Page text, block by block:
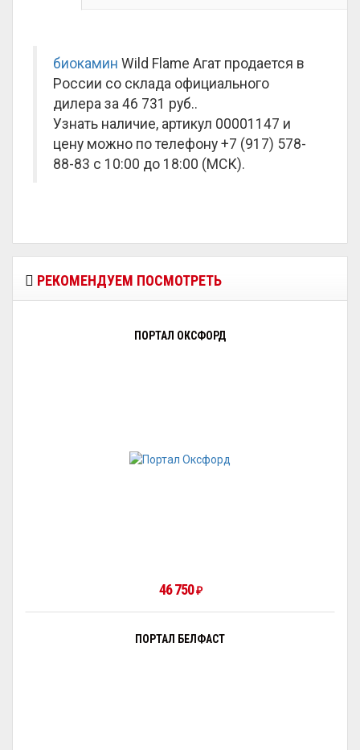
биокамин Wild Flame Агат продается в
России со склада официального
дилера за 46 731 руб..
Узнать наличие, артикул 00001147 и
цену можно по телефону +7 (917) 578-
88-83 с 10:00 до 18:00 (МСК).
РЕКОМЕНДУЕМ ПОСМОТРЕТЬ
ПОРТАЛ ОКСФОРД
46 750₽
ПОРТАЛ БЕЛФАСТ